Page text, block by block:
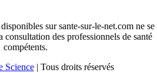
sur sante-sur-le-net.com ne se
consultation des professionnels de santé
compétents.
Science| Tous droits réservés